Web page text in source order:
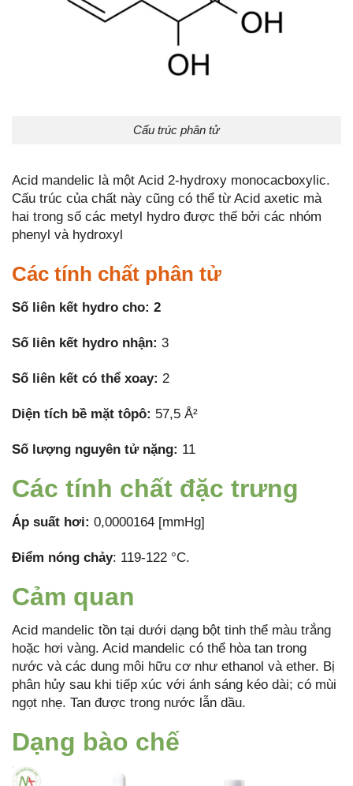
Cấu trúc phân tử
Acid mandelic là một Acid 2-hydroxy monocacboxylic.
Cấu trúc của chất này cũng có thể từ Acid axetic mà
hai trong số các metyl hydro được thế bởi các nhóm
phenyl và hydroxyl
Các tính chất phân tử
Số liên kết hydro cho: 2
Số liên kết hydro nhận: 3
Số liên kết có thể xoay: 2
Diện tích bề mặt tôpô: 57,5 Å²
Số lượng nguyên tử nặng: 11
Các tính chất đặc trưng
Áp suất hơi: 0,0000164 [mmHg]
Điểm nóng chảy: 119-122 °C.
Cảm quan
Acid mandelic tồn tại dưới dạng bột tinh thể màu trắng
hoặc hơi vàng. Acid mandelic có thể hòa tan trong
nước và các dung môi hữu cơ như ethanol và ether. Bị
phân hủy sau khi tiếp xúc với ánh sáng kéo dài; có mùi
ngọt nhẹ. Tan được trong nước lẫn dầu.
Dạng bào chế